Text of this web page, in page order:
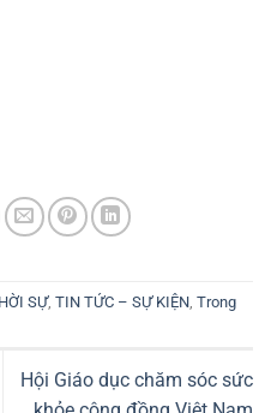
SỰ, TIN TỨC – SỰ KIỆN Trong
Hội Giáo dục chăm sóc sức